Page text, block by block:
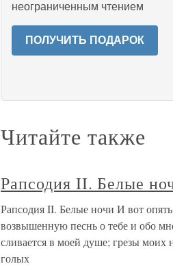
неограниченным чтением
ПОЛУЧИТЬ ПОДАРОК
Читайте также
Рапсодия II. Белые
Рапсодия II. Белые ночи И вот опять
возвышенную песнь о тебе и обо
сливается в моей душе; грезы моих
голых